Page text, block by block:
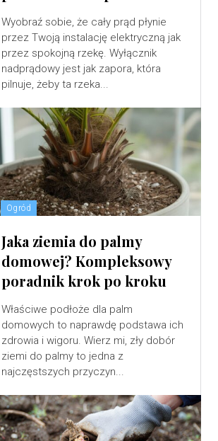
Wyobraź sobie, że cały prąd płynie
przez Twoją instalację elektryczną jak
przez spokojną rzekę. Wyłącznik
nadprądowy jest jak zapora, która
pilnuje, żeby ta rzeka...
Ogród
Jaka ziemia do palmy
domowej? Kompleksowy
poradnik krok po kroku
Właściwe podłoże dla palm
domowych to naprawdę podstawa ich
zdrowia i wigoru. Wierz mi, zły dobór
ziemi do palmy to jedna z
najczęstszych przyczyn...